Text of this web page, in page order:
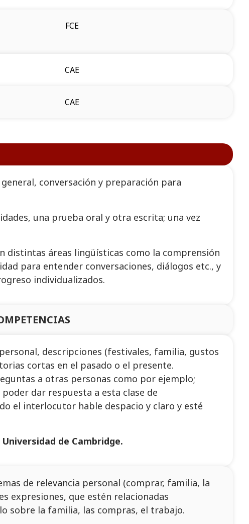
FCE
CAE
CAE
conversación y preparación para
una prueba oral y otra escrita; una vez
distintas áreas lingüísticas como la comprensión
para entender conversaciones, diálogos etc., y
individualizados.
descripciones (festivales, familia, gustos
cortas en el pasado o el presente.
a otras personas como por ejemplo;
dar respuesta a esta clase de
el interlocutor hable despacio y claro y esté
de Cambridge.
de relevancia personal (comprar, familia, la
expresiones, que estén relacionadas
sobre la familia, las compras, el trabajo.